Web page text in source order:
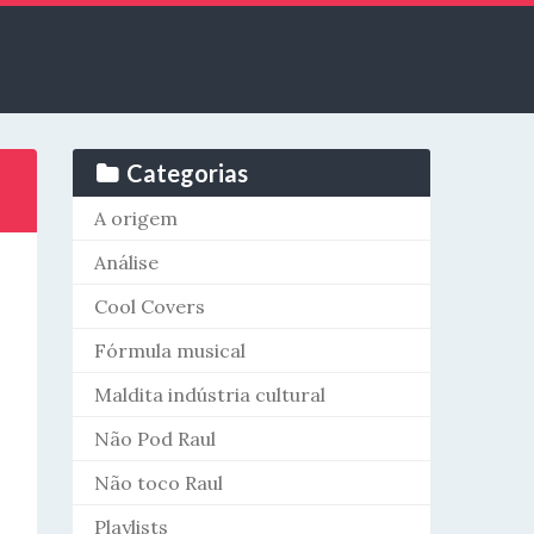
Categorias
A origem
Análise
Cool Covers
Fórmula musical
Maldita indústria cultural
Não Pod Raul
Não toco Raul
Playlists